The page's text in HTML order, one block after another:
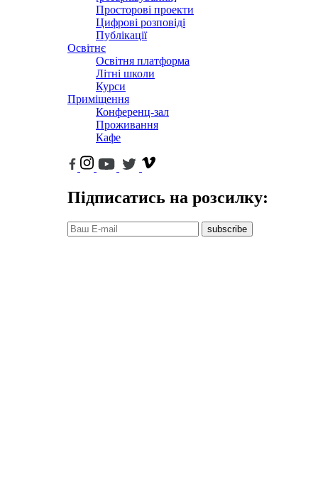
Просторові проекти
Цифрові розповіді
Публікації
Освітнє
Освітня платформа
Літні школи
Курси
Приміщення
Конференц-зал
Проживання
Кафе
Підписатись на розсилку:
subscribe